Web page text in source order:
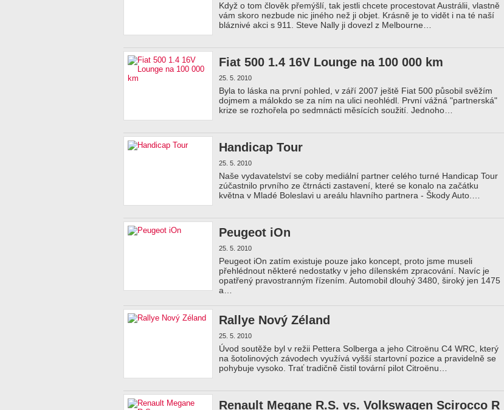
Když o tom člověk přemýšlí, tak jestli chcete procestovat Austrálii, vlastně
vám skoro nezbude nic jiného než ji objet. Krásně je to vidět i na té naší
bláznivé akci s 911. Steve Nally ji dovezl z Melbourne…
Fiat 500 1.4 16V Lounge na 100 000 km
25. 5. 2010
Byla to láska na první pohled, v září 2007 ještě Fiat 500 působil svěžím
dojmem a málokdo se za ním na ulici neohlédl. První vážná "partnerská"
krize se rozhořela po sedmnácti měsících soužití. Jednoho…
Handicap Tour
25. 5. 2010
Naše vydavatelství se coby mediální partner celého turné Handicap Tour
zúčastnilo prvního ze čtrnácti zastavení, které se konalo na začátku
května v Mladé Boleslavi u areálu hlavního partnera - Škody Auto.…
Peugeot iOn
25. 5. 2010
Peugeot iOn zatím existuje pouze jako koncept, proto jsme museli
přehlédnout některé nedostatky v jeho dílenském zpracování. Navíc je
opatřený pravostranným řízením. Automobil dlouhý 3480, široký jen 1475
a…
Rallye Nový Zéland
25. 5. 2010
Úvod soutěže byl v režii Pettera Solberga a jeho Citroënu C4 WRC, který
na šotolinových závodech využívá vyšší startovní pozice a pravidelně se
pohybuje vysoko. Trať tradičně čistil tovární pilot Citroënu…
Renault Megane R.S. vs. Volkswagen Scirocco R